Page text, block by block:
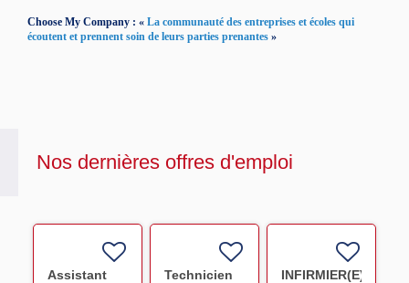
Choose My Company : « La communauté des entreprises et écoles qui
écoutent et prennent soin de leurs parties prenantes »
Nos dernières offres d'emploi
Assistant
Technicien
INFIRMIER(E)